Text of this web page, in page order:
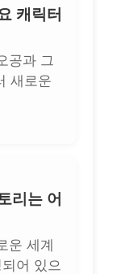
캐릭터
공과 그
새로운
리는 어
운 세계
어 있으